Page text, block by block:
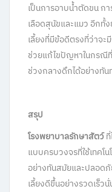
เป็นการอาบน้ำตัดขน ก
เลือดสุนัขและแมว อีกทั้
เลี้ยงที่มีข้อดีตรงที่ว่าจะ
ช่วยแก้ไขปัญหาในกรณี
ช่วงกลางดึกได้อย่างทั
สรุป
โรงพยาบาลรักษาสัตว์ที่
แบบครบวงจรที่ใช้เทคโ
อย่างทันสมัยและปลอด
เลี้ยงดีขึ้นอย่างรวดเร็ว